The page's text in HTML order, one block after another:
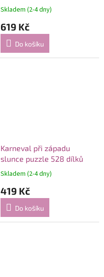
dílků
Skladem (2-4 dny)
619 Kč
Do košíku
Karneval při západu
slunce puzzle 528 dílků
Skladem (2-4 dny)
419 Kč
Do košíku